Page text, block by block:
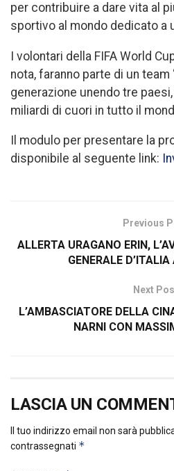
per contribuire a dare vita al
sportivo al mondo dedicato a
I volontari della FIFA World
nota, faranno parte di un team
generazione unendo tre
miliardi di cuori in tutto il
Il modulo per presentare la
disponibile al seguente link:
Previous
ALLERTA URAGANO ERIN,
GENERALE
Next
L’AMBASCIATORE DELLA
NARNI CON
LASCIA UN
Il tuo indirizzo email non sarà
contrassegnati *